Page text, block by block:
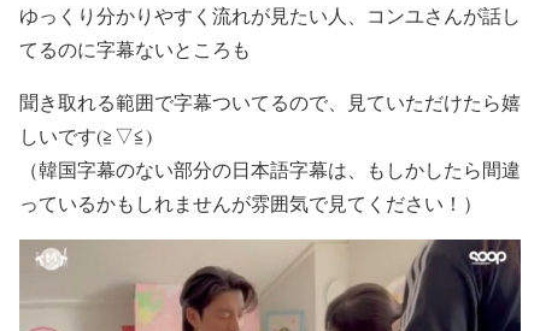
ゆっくり分かりやすく流れが見たい人、コンユさんが話し
てるのに字幕ないところも
聞き取れる範囲で字幕ついてるので、見ていただけたら嬉
しいです(≧▽≦)
（韓国字幕のない部分の日本語字幕は、もしかしたら間違
っているかもしれませんが雰囲気で見てください！）